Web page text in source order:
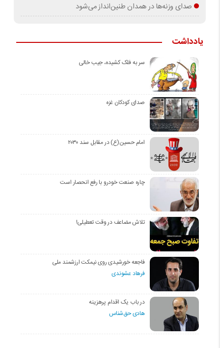
صدای وزنه‌ها در همدان طنین‌انداز می‌شود
یادداشت
سر به فلک کشیده، جیب خالی
صدای کودکان غزه
امام حسین(ع) در مقابل سند ۲۰۳۰
چاره صنعت خودرو با رفع انحصار است
تلاش مضاعف در وقت تعطیلی!
فاجعه خورشیدی روی نیمکت ارزشمند ملی
فرهاد عشوندی
در باب یک اقدام پرهزینه
هادی حق‌شناس